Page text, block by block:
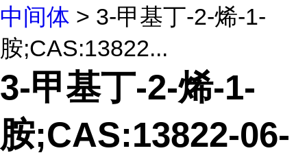
中间体 > 3-甲基丁-2-烯-1-
胺;CAS:13822...
3-甲基丁-2-烯-1-
胺;CAS:13822-06-